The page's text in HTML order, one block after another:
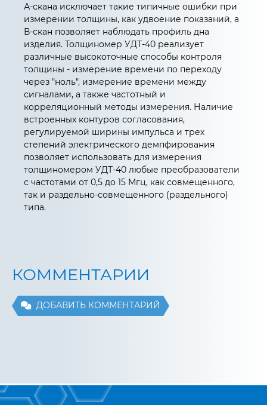
А-скана исключает такие типичные ошибки при
измерении толщины, как удвоение показаний, а
В-скан позволяет наблюдать профиль дна
изделия. Толщиномер УДТ-40 реализует
различные высокоточные способы контроля
толщины - измерение времени по переходу
через "ноль", измерение времени между
сигналами, а также частотный и
корреляционный методы измерения. Наличие
встроенных контуров согласования,
регулируемой ширины импульса и трех
степений электрического демпфирования
позволяет использовать для измерения
толщиномером УДТ-40 любые преобразователи
с частотами от 0,5 до 15 Мгц, как совмещенного,
так и раздельно-совмещенного (раздельного)
типа.
КОММЕНТАРИИ
ДОБАВИТЬ КОММЕНТАРИЙ